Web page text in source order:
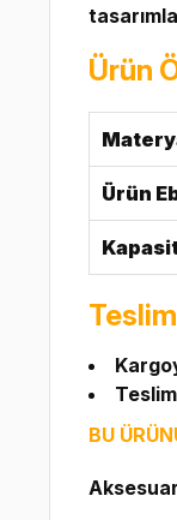
Ürün
Ürün
BU